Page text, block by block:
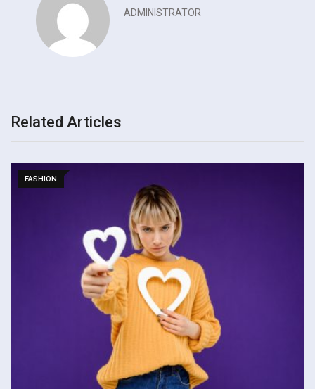
ADMINISTRATOR
Related Articles
FASHION